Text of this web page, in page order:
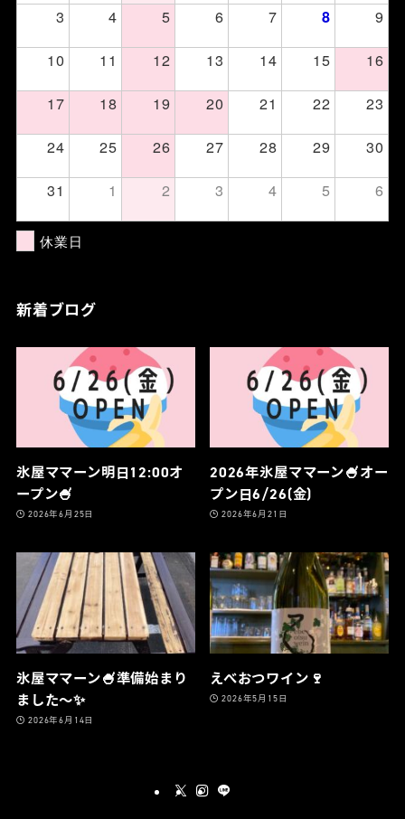
3
4 5 6 7 8
9
10
11 12 13 14 15
16
17
18 19 20 21 22
23
24
25 26 27 28 29
30
31
1 2 3 4 5 6
休業日
新着ブログ
氷屋ママーン明日12:00オ
ープン🍧
2026年6月25日
2026年氷屋ママーン🍧オー
プン日6/26(金)
2026年6月21日
氷屋ママーン🍧準備始まり
ました〜✨
2026年6月14日
えべおつワイン🍷
2026年5月15日